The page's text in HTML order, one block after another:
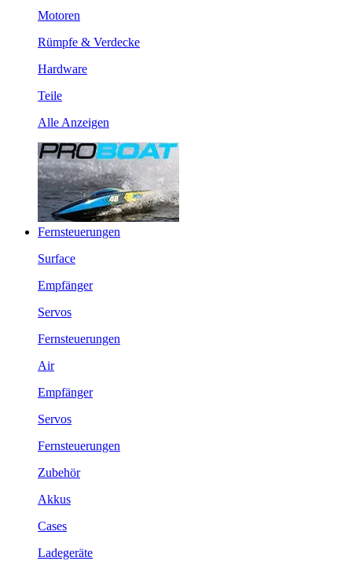
Motoren
Rümpfe & Verdecke
Hardware
Teile
Alle Anzeigen
Fernsteuerungen
Surface
Empfänger
Servos
Fernsteuerungen
Air
Empfänger
Servos
Fernsteuerungen
Zubehör
Akkus
Cases
Ladegeräte